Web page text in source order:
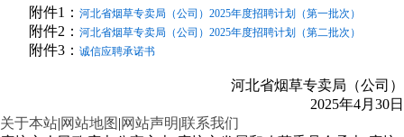
附件1： 河北省烟草专卖局（公司）2025年度招聘计划（第一批次）
附件2： 河北省烟草专卖局（公司）2025年度招聘计划（第二批次）
附件3： 诚信应聘承诺书
河北省烟草专卖局（公司）
2025年4月30日
关于本站|网站地图 |网站声明|联系我们